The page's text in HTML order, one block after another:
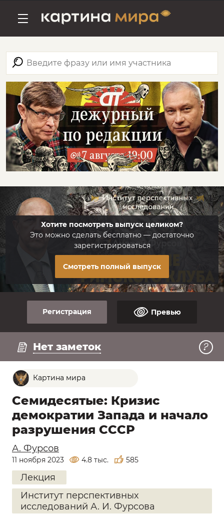
Хотите посмотреть выпуск целиком?
Это можно сделать бесплатно — достаточно
зарегистрироваться
Смотреть полный выпуск
Регистрация Превью
Нет заметок
Картина мира
Семидесятые: Кризис
демократии Запада и начало
разрушения СССР
А. Фурсов
11 ноября 2023 4.8 тыс. 585
Лекция
Институт перспективных
исследований А. И. Фурсова